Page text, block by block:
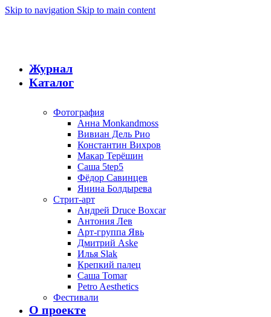
Skip to navigation Skip to main content
Журнал
Каталог
Фотография
Анна Monkandmoss
Вивиан Дель Рио
Константин Вихров
Макар Терёшин
Саша 5tep5
Фёдор Савинцев
Янина Болдырева
Стрит-арт
Андрей Druce Boxcar
Антония Лев
Арт-группа Явь
Дмитрий Aske
Илья Slak
Крепкий палец
Саша Tomar
Petro Aesthetics
Фестивали
О проекте